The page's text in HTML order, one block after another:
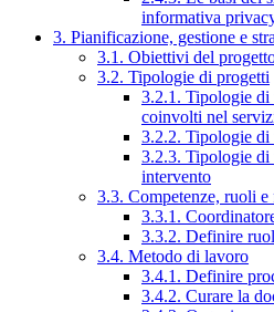
informativa
3. Pianificazione, gestione e
3.1. Obiettivi del
3.2. Tipologie di progetti
3.2.1. Tipologie di
coinvolti nel
3.2.2. Tipologie di
3.2.3. Tipologie di
intervento
3.3. Competenze, ruoli
3.3.1.
3.3.2. Definire
3.4. Metodo di lavoro
3.4.1. Definire
3.4.2. Curare la